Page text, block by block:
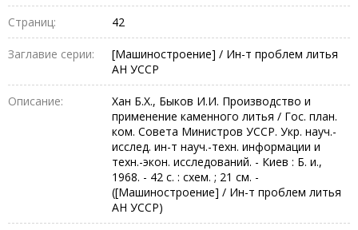
Страниц: 42
Заглавие серии:
[Машиностроение] / Ин-т проблем литья
АН УССР
Описание:
Хан Б.Х., Быков И.И. Производство и
применение каменного литья / Гос. план.
ком. Совета Министров УССР. Укр. науч.-
исслед. ин-т науч.-техн. информации и
техн.-экон. исследований. - Киев : Б. и.,
1968. - 42 с. : схем. ; 21 см. -
([Машиностроение] / Ин-т проблем литья
АН УССР)